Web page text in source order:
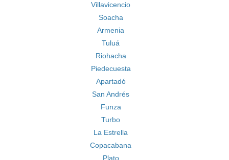
Villavicencio
Soacha
Armenia
Tuluá
Riohacha
Piedecuesta
Apartadó
San Andrés
Funza
Turbo
La Estrella
Copacabana
Plato